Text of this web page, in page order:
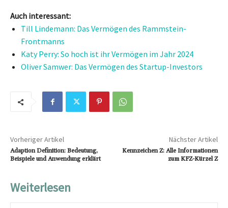
Auch interessant:
Till Lindemann: Das Vermögen des Rammstein-
Frontmanns
Katy Perry: So hoch ist ihr Vermögen im Jahr 2024
Oliver Samwer: Das Vermögen des Startup-Investors
Vorheriger Artikel
Adaption Definition: Bedeutung,
Beispiele und Anwendung erklärt
Nächster Artikel
Kennzeichen Z: Alle Informationen
zum KFZ-Kürzel Z
Weiterlesen